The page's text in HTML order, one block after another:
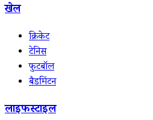
खेल
क्रिकेट
टेनिस
फुटबॉल
बैडमिंटन
लाइफस्टाइल